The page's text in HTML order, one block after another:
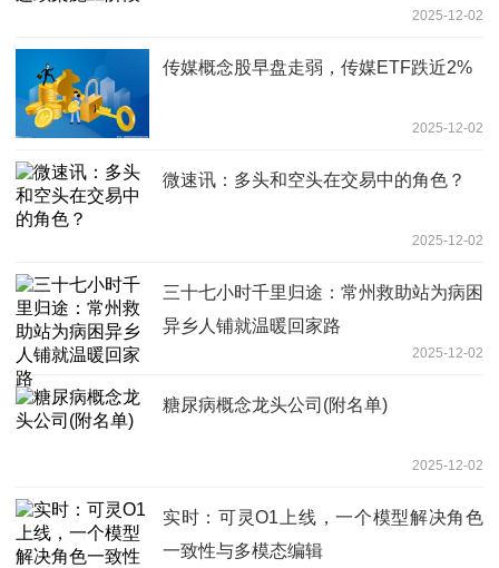
2025-12-02
传媒概念股早盘走弱，传媒ETF跌近2%
2025-12-02
微速讯：多头和空头在交易中的角色？
2025-12-02
三十七小时千里归途：常州救助站为病困
异乡人铺就温暖回家路
2025-12-02
糖尿病概念龙头公司(附名单)
2025-12-02
实时：可灵O1上线，一个模型解决角色
一致性与多模态编辑